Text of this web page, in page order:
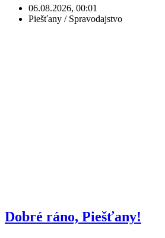
06.08.2026, 00:01
Piešťany / Spravodajstvo
Dobré ráno, Piešťany!